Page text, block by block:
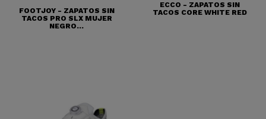
FOOTJOY - ZAPATOS SIN
TACOS PRO SLX MUJER
NEGRO...
ECCO - ZAPATOS SIN
TACOS CORE WHITE RED